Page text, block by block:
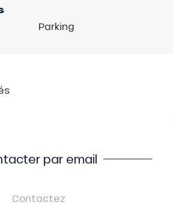
Parking
par email
Contactez